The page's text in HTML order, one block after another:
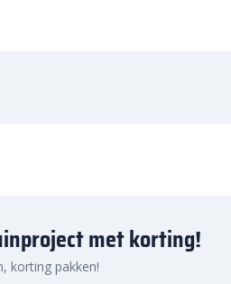
met korting!
korting pakken!